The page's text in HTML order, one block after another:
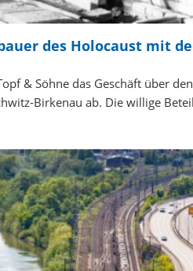
des Holocaust mit
& Söhne das Geschäft über den
Birkenau ab. Die willige